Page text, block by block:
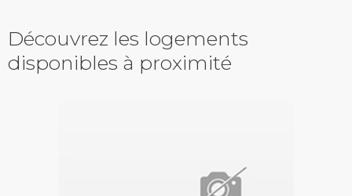
Découvrez les logements
disponibles à proximité